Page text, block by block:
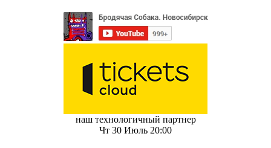
наш технологичный партнер
Чт 30 Июль 20:00